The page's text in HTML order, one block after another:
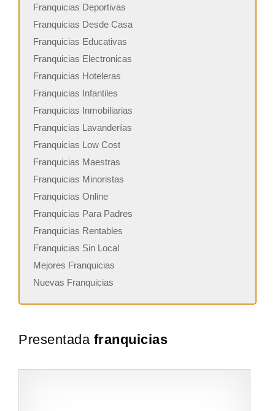
Franquicias Deportivas
Franquicias Desde Casa
Franquicias Educativas
Franquicias Electronicas
Franquicias Hoteleras
Franquicias Infantiles
Franquicias Inmobiliarias
Franquicias Lavanderías
Franquicias Low Cost
Franquicias Maestras
Franquicias Minoristas
Franquicias Online
Franquicias Para Padres
Franquicias Rentables
Franquicias Sin Local
Mejores Franquicias
Nuevas Franquicias
Presentada franquicias